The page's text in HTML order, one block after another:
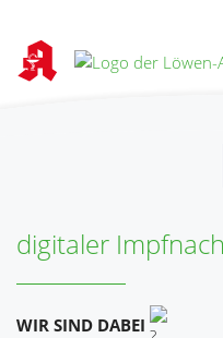
digitaler
WIR SIND DABEI